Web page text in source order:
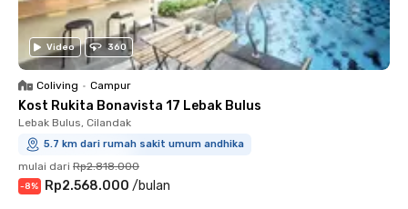
Video 360
Coliving • Campur
Kost Rukita Bonavista 17 Lebak Bulus
Lebak Bulus, Cilandak
5.7 km dari rumah sakit umum andhika
mulai dari Rp2.818.000
-8% Rp2.568.000 /bulan